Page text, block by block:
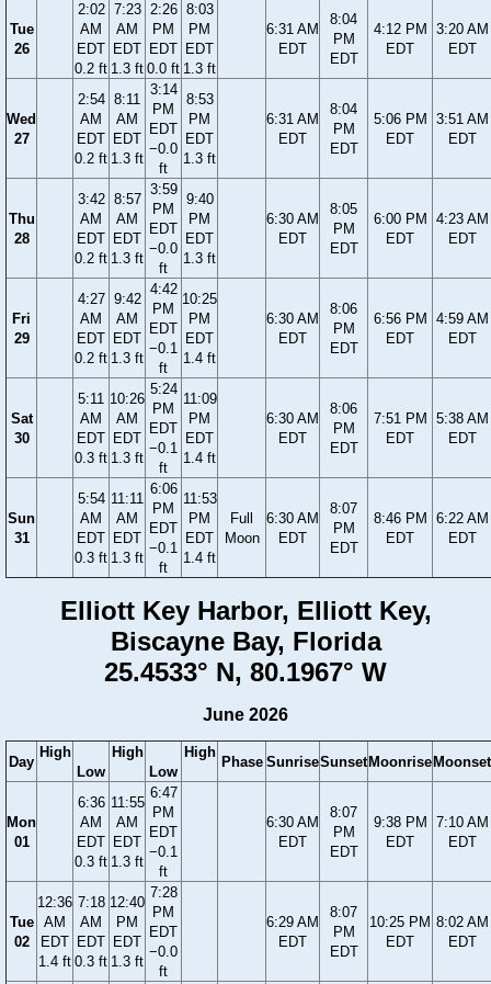
Tue
26
2:02
AM
EDT
0.2 ft
7:23
AM
EDT
1.3 ft
2:26
PM
EDT
0.0 ft
8:03
PM
EDT
1.3 ft
6:31 AM
EDT
8:04
PM
EDT
4:12 PM
EDT
3:20 AM
EDT
Wed
27
2:54
AM
EDT
0.2 ft
8:11
AM
EDT
1.3 ft
3:14
PM
EDT
−0.0
ft
8:53
PM
EDT
1.3 ft
6:31 AM
EDT
8:04
PM
EDT
5:06 PM
EDT
3:51 AM
EDT
Thu
28
3:42
AM
EDT
0.2 ft
8:57
AM
EDT
1.3 ft
3:59
PM
EDT
−0.0
ft
9:40
PM
EDT
1.3 ft
6:30 AM
EDT
8:05
PM
EDT
6:00 PM
EDT
4:23 AM
EDT
Fri
29
4:27
AM
EDT
0.2 ft
9:42
AM
EDT
1.3 ft
4:42
PM
EDT
−0.1
ft
10:25
PM
EDT
1.4 ft
6:30 AM
EDT
8:06
PM
EDT
6:56 PM
EDT
4:59 AM
EDT
Sat
30
5:11
AM
EDT
0.3 ft
10:26
AM
EDT
1.3 ft
5:24
PM
EDT
−0.1
ft
11:09
PM
EDT
1.4 ft
6:30 AM
EDT
8:06
PM
EDT
7:51 PM
EDT
5:38 AM
EDT
Sun
31
5:54
AM
EDT
0.3 ft
11:11
AM
EDT
1.3 ft
6:06
PM
EDT
−0.1
ft
11:53
PM
EDT
1.4 ft
Full
Moon
6:30 AM
EDT
8:07
PM
EDT
8:46 PM
EDT
6:22 AM
EDT
Elliott Key Harbor, Elliott Key,
Biscayne Bay, Florida
25.4533° N, 80.1967° W
June 2026
Day
High
Low
High
Low
High
Phase SunriseSunsetMoonriseMoonset
Mon
01
6:36
AM
EDT
0.3 ft
11:55
AM
EDT
1.3 ft
6:47
PM
EDT
−0.1
ft
6:30 AM
EDT
8:07
PM
EDT
9:38 PM
EDT
7:10 AM
EDT
Tue
02
12:36
AM
EDT
1.4 ft
7:18
AM
EDT
0.3 ft
12:40
PM
EDT
1.3 ft
7:28
PM
EDT
−0.0
ft
6:29 AM
EDT
8:07
PM
EDT
10:25 PM
EDT
8:02 AM
EDT